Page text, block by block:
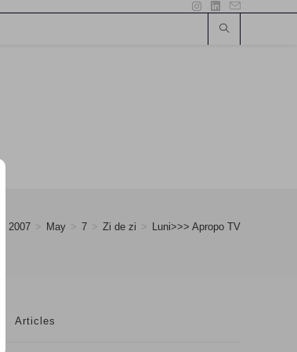
2007 > May > 7 > Zi de zi > Luni>>> Apropo TV
Articles